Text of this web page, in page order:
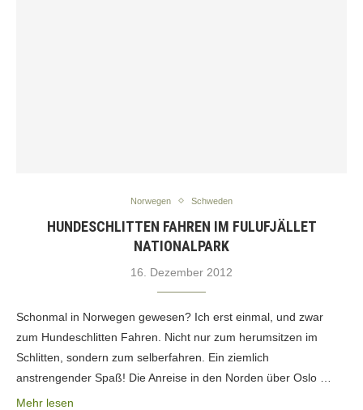
Norwegen Schweden
HUNDESCHLITTEN FAHREN IM FULUFJÄLLET
NATIONALPARK
16. Dezember 2012
Schonmal in Norwegen gewesen? Ich erst einmal, und zwar
zum Hundeschlitten Fahren. Nicht nur zum herumsitzen im
Schlitten, sondern zum selberfahren. Ein ziemlich
anstrengender Spaß! Die Anreise in den Norden über Oslo …
Mehr lesen